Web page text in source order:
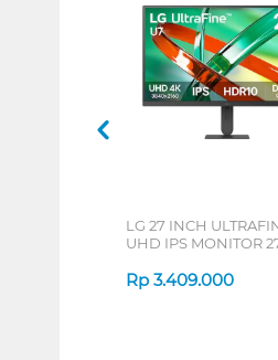
LG 27 INCH
UHD IPS MONITOR
Rp 3.409.000